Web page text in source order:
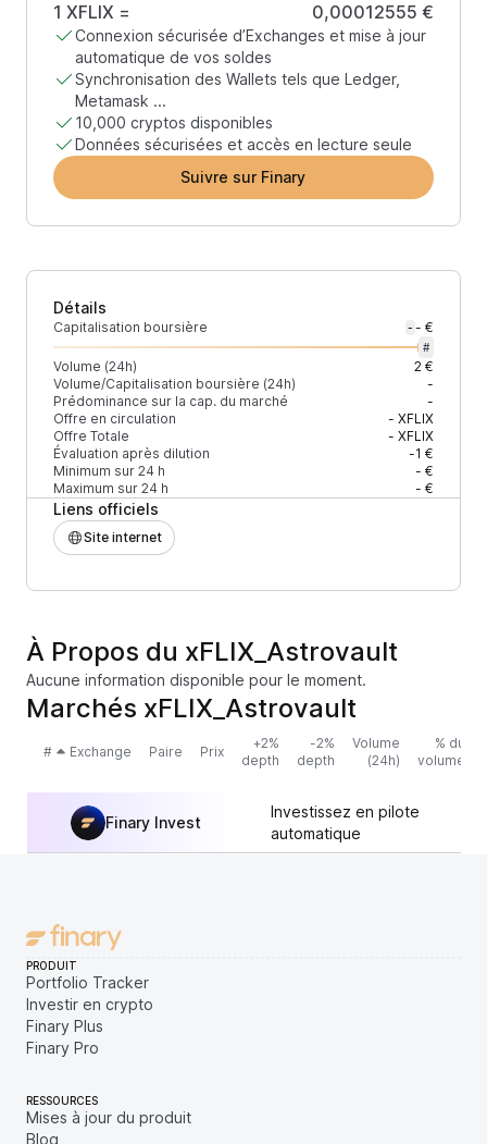
1 XFLIX = 0,00012555 €
Connexion sécurisée d’Exchanges et mise à jour
automatique de vos soldes
Synchronisation des Wallets tels que Ledger,
Metamask ...
10,000 cryptos disponibles
Données sécurisées et accès en lecture seule
Suivre sur Finary
Détails
Capitalisation boursière - - €
#
Volume (24h)
2 €
Volume/Capitalisation boursière (24h)
-
Prédominance sur la cap. du marché
-
Offre en circulation
- XFLIX
Offre Totale
- XFLIX
Évaluation après dilution
-1 €
Minimum sur 24 h
- €
Maximum sur 24 h
- €
Liens officiels
Site internet
À Propos du xFLIX_Astrovault
Aucune information disponible pour le moment.
Marchés xFLIX_Astrovault
# Exchange Paire Prix
+2%
depth
-2%
depth
Volume
(24h)
% du
volume
Finary Invest
Investissez en pilote
automatique
PRODUIT
Portfolio Tracker
Investir en crypto
Finary Plus
Finary Pro
RESSOURCES
Mises à jour du produit
Blog